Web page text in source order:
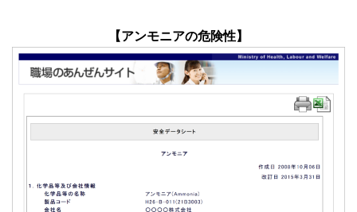
【アンモニアの危険性】